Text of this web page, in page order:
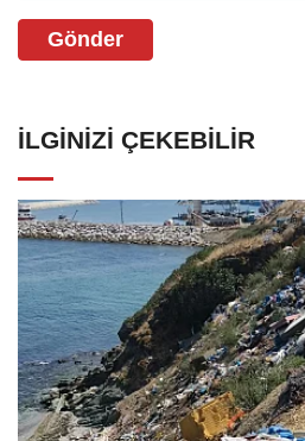
Gönder
İLGINIZI ÇEKEBILIR